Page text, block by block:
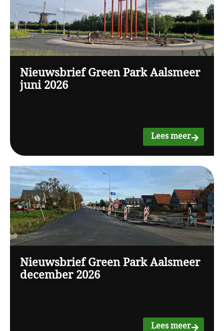
Nieuwsbrief Green Park Aalsmeer
juni 2026
Lees meer
Nieuwsbrief Green Park Aalsmeer
december 2026
Lees meer